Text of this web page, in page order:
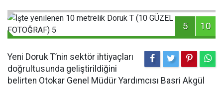
5 10
Yeni Doruk T’nin sektör ihtiyaçları
doğrultusunda geliştirildiğini
belirten Otokar Genel Müdür Yardımcısı Basri Akgül